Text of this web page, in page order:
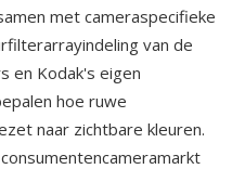
met cameraspecifieke
van de
en Kodak's eigen
hoe ruwe
naar zichtbare kleuren.